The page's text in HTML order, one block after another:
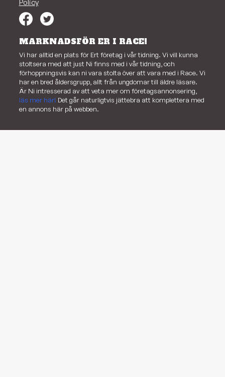
Policy
MARKNADSFÖR ER I RACE!
Vi har alltid en plats för Ert företag i vår tidning. Vi vill kunna
stoltsera med att just Ni finns med i vår tidning, och
förhoppningsvis kan ni vara stolta över att vara med i Race. Vi
har en bred åldersgrupp, allt från ungdomar till äldre läsare.
Är Ni intresserad av att veta mer om företagsannonsering,
läs mer här! Det går naturligtvis jättebra att komplettera med
en annons här på webben.